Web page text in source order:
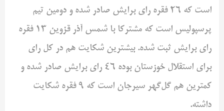
است که ۲۶ فقره رای برایش صادر شده و دومین تیم
پرسپولیس است که مشترکا با شمس آذر قزوین ۱۳ فقره
رای برایش ثبت شده. بیشترین شکایت هم در کل رای
برای استقلال خوزستان بوده ۴۶ رای برایش صادر شده و
کمترین هم گل‌گهر سیرجان است که ۹ فقره شکایت
داشته.